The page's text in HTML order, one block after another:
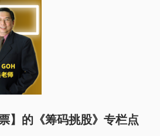
】的《筹码挑股》专栏点